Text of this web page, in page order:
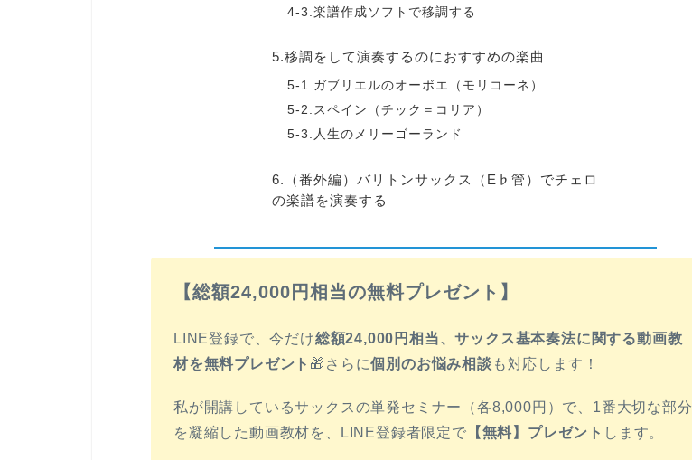
4-3.楽譜作成ソフトで移調する
5.移調をして演奏するのにおすすめの楽曲
5-1.ガブリエルのオーボエ（モリコーネ）
5-2.スペイン（チック＝コリア）
5-3.人生のメリーゴーランド
6.（番外編）バリトンサックス（E♭管）でチェロ
の楽譜を演奏する
【総額24,000円相当の無料プレゼント】
LINE登録で、今だけ総額24,000円相当、サックス基本奏法に関する動画教
材を無料プレゼント 🎁さらに個別のお悩み相談 も対応します！
私が開講しているサックスの単発セミナー（各8,000円）で、1番大切な部分
を凝縮した動画教材を、LINE登録者限定で 【無料】プレゼント します。